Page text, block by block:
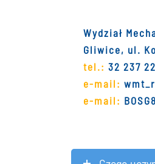
Wydział
Gliwice, ul.
tel.: 32 237
e-mail:
e-mail: